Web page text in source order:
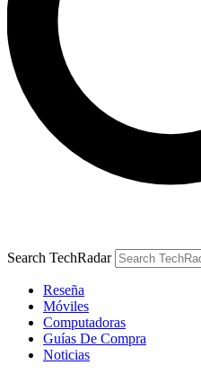
Search TechRadar
Reseña
Móviles
Computadoras
Guías De Compra
Noticias